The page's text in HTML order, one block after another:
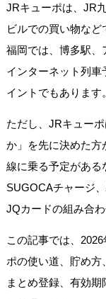
JRキューポは、JR
ビルでの買い物など
福岡では、博多駅、
インターネット列
イントでもあります。
ただし、JRキュー
か」を先に決めた方
線に乗る予定がある
SUGOCAチャージ
JQカードの組み合
この記事では、
ポの使い道、貯め
まとめ登録、有効